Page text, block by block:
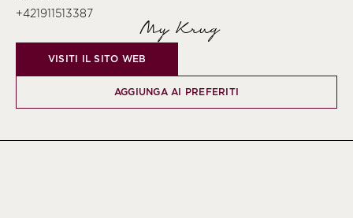
+421911513387
My Krug
VISITI IL SITO WEB
AGGIUNGA AI PREFERITI